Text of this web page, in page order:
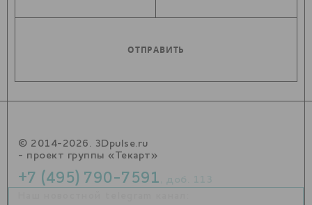
© 2014-2026. 3Dpulse.ru
- проект группы «Текарт»
+7 (495) 790-7591